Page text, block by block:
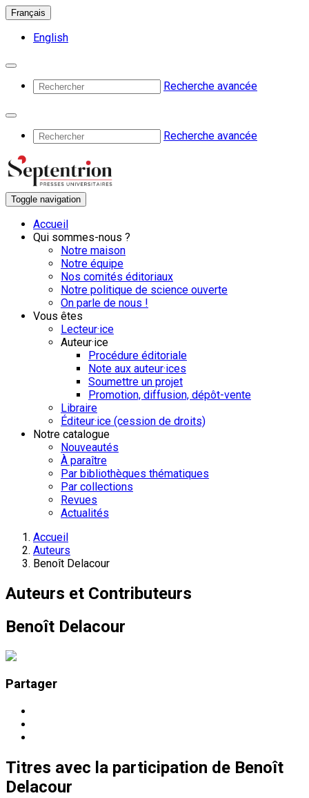
Français
English
Recherche avancée
Recherche avancée
Toggle navigation
Accueil
Qui sommes-nous ?
Notre maison
Notre équipe
Nos comités éditoriaux
Notre politique de science ouverte
On parle de nous !
Vous êtes
Lecteur·ice
Auteur·ice
Procédure éditoriale
Note aux auteur·ices
Soumettre un projet
Promotion, diffusion, dépôt-vente
Libraire
Éditeur·ice (cession de droits)
Notre catalogue
Nouveautés
À paraître
Par bibliothèques thématiques
Par collections
Revues
Actualités
Accueil
Auteurs
Benoît Delacour
Auteurs et Contributeurs
Benoît Delacour
Partager
Titres avec la participation de Benoît
Delacour